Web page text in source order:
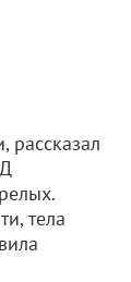
рассказал
тела